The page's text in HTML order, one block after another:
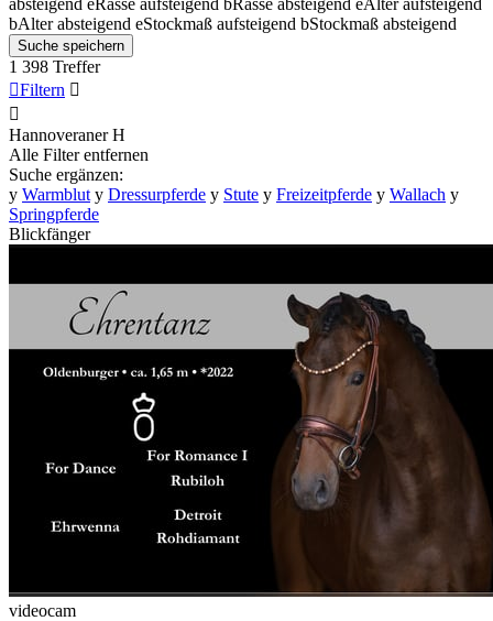
bAlter absteigend eStockmaß aufsteigend bStockmaß absteigend
Suche speichern
1 398 Treffer
Filtern 

Hannoveraner H
Alle Filter entfernen
Suche ergänzen:
y Warmblut y Dressurpferde y Stute y Freizeitpferde y Wallach y
Springpferde
Blickfänger
videocam